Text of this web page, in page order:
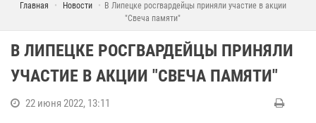
Главная Новости
В Липецке росгвардейцы приняли участие в акции
"Свеча памяти"
В ЛИПЕЦКЕ РОСГВАРДЕЙЦЫ ПРИНЯЛИ
УЧАСТИЕ В АКЦИИ "СВЕЧА ПАМЯТИ"
22 июня 2022, 13:11